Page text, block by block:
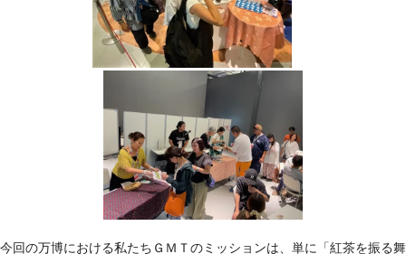
今回の万博における私たちＧＭＴのミッションは、単に「紅茶を振る舞